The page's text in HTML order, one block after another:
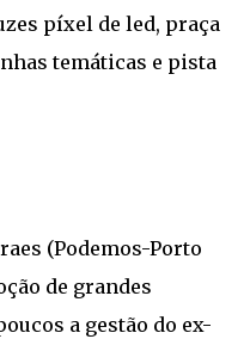
píxel de led, praça
temáticas e pista
(Podemos-Porto
de grandes
a gestão do ex-